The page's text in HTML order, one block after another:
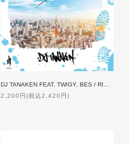
DJ TANAKEN FEAT. TWIGY, BES / RISE UP [7inch]
2,200円(税込2,420円)